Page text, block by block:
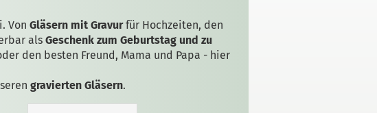
Von Gläsern mit Gravurfür Hochzeiten, den
als Geschenk zum Geburtstag und zu
den besten Freund, Mama und Papa - hier
gravierten Gläsern.